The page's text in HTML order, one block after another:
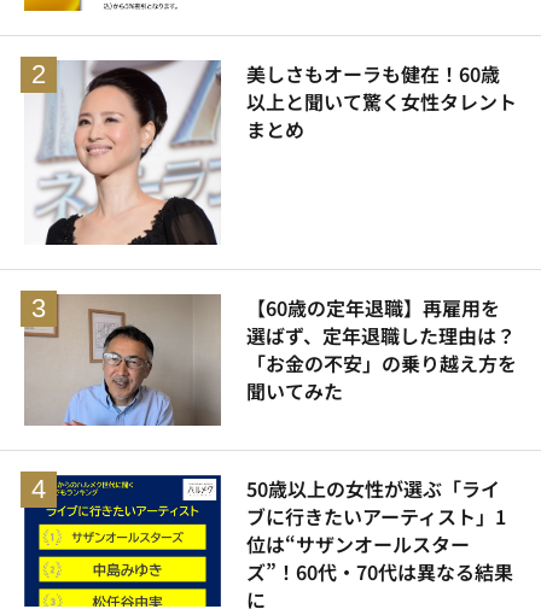
美しさもオーラも健在！60歳
以上と聞いて驚く女性タレント
まとめ
【60歳の定年退職】再雇用を
選ばず、定年退職した理由は？
「お金の不安」の乗り越え方を
聞いてみた
50歳以上の女性が選ぶ「ライ
ブに行きたいアーティスト」1
位は“サザンオールスター
ズ”！60代・70代は異なる結果
に